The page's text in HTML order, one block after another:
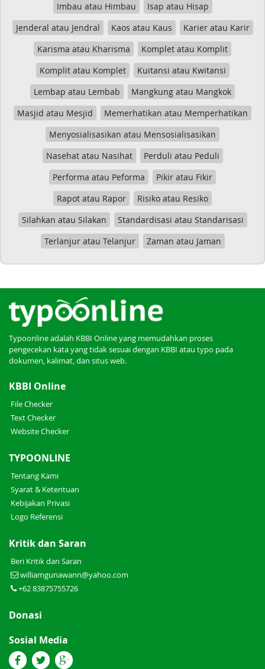
Imbau atau Himbau
Isap atau Hisap
Jenderal atau Jendral
Kaos atau Kaus
Karier atau Karir
Karisma atau Kharisma
Komplet atau Komplit
Komplit atau Komplet
Kuitansi atau Kwitansi
Lembap atau Lembab
Mangkung atau Mangkok
Masjid atau Mesjid
Memerhatikan atau Memperhatikan
Menyosialisasikan atau Mensosialisasikan
Nasehat atau Nasihat
Perduli atau Peduli
Performa atau Peforma
Pikir atau Fikir
Rapot atau Rapor
Risiko atau Resiko
Silahkan atau Silakan
Standardisasi atau Standarisasi
Terlanjur atau Telanjur
Zaman atau Jaman
Typoonline adalah KBBI Online yang memudahkan proses
pengecekan kata yang tidak sesuai dengan KBBI atau typo pada
dokumen, kalimat, dan situs web.
KBBI Online
File Checker
Text Checker
Website Checker
TYPOONLINE
Tentang Kami
Syarat & Ketentuan
Kebijakan Privasi
Logo Referensi
Kritik dan Saran
Beri Kritik dan Saran
williamgunawann@yahoo.com
+62 83875755726
Donasi
Sosial Media